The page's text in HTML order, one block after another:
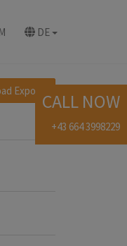
DE
Expose CALL NOW
+43 664 3998229